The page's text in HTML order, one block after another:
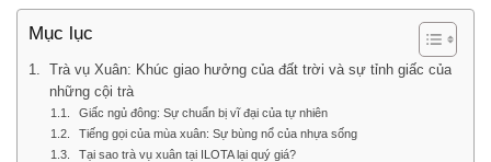
Mục lục
Trà vụ Xuân: Khúc giao hưởng của đất trời và sự tỉnh giấc của
những cội trà
Giấc ngủ đông: Sự chuẩn bị vĩ đại của tự nhiên
Tiếng gọi của mùa xuân: Sự bùng nổ của nhựa sống
Tại sao trà vụ xuân tại ILOTA lại quý giá?